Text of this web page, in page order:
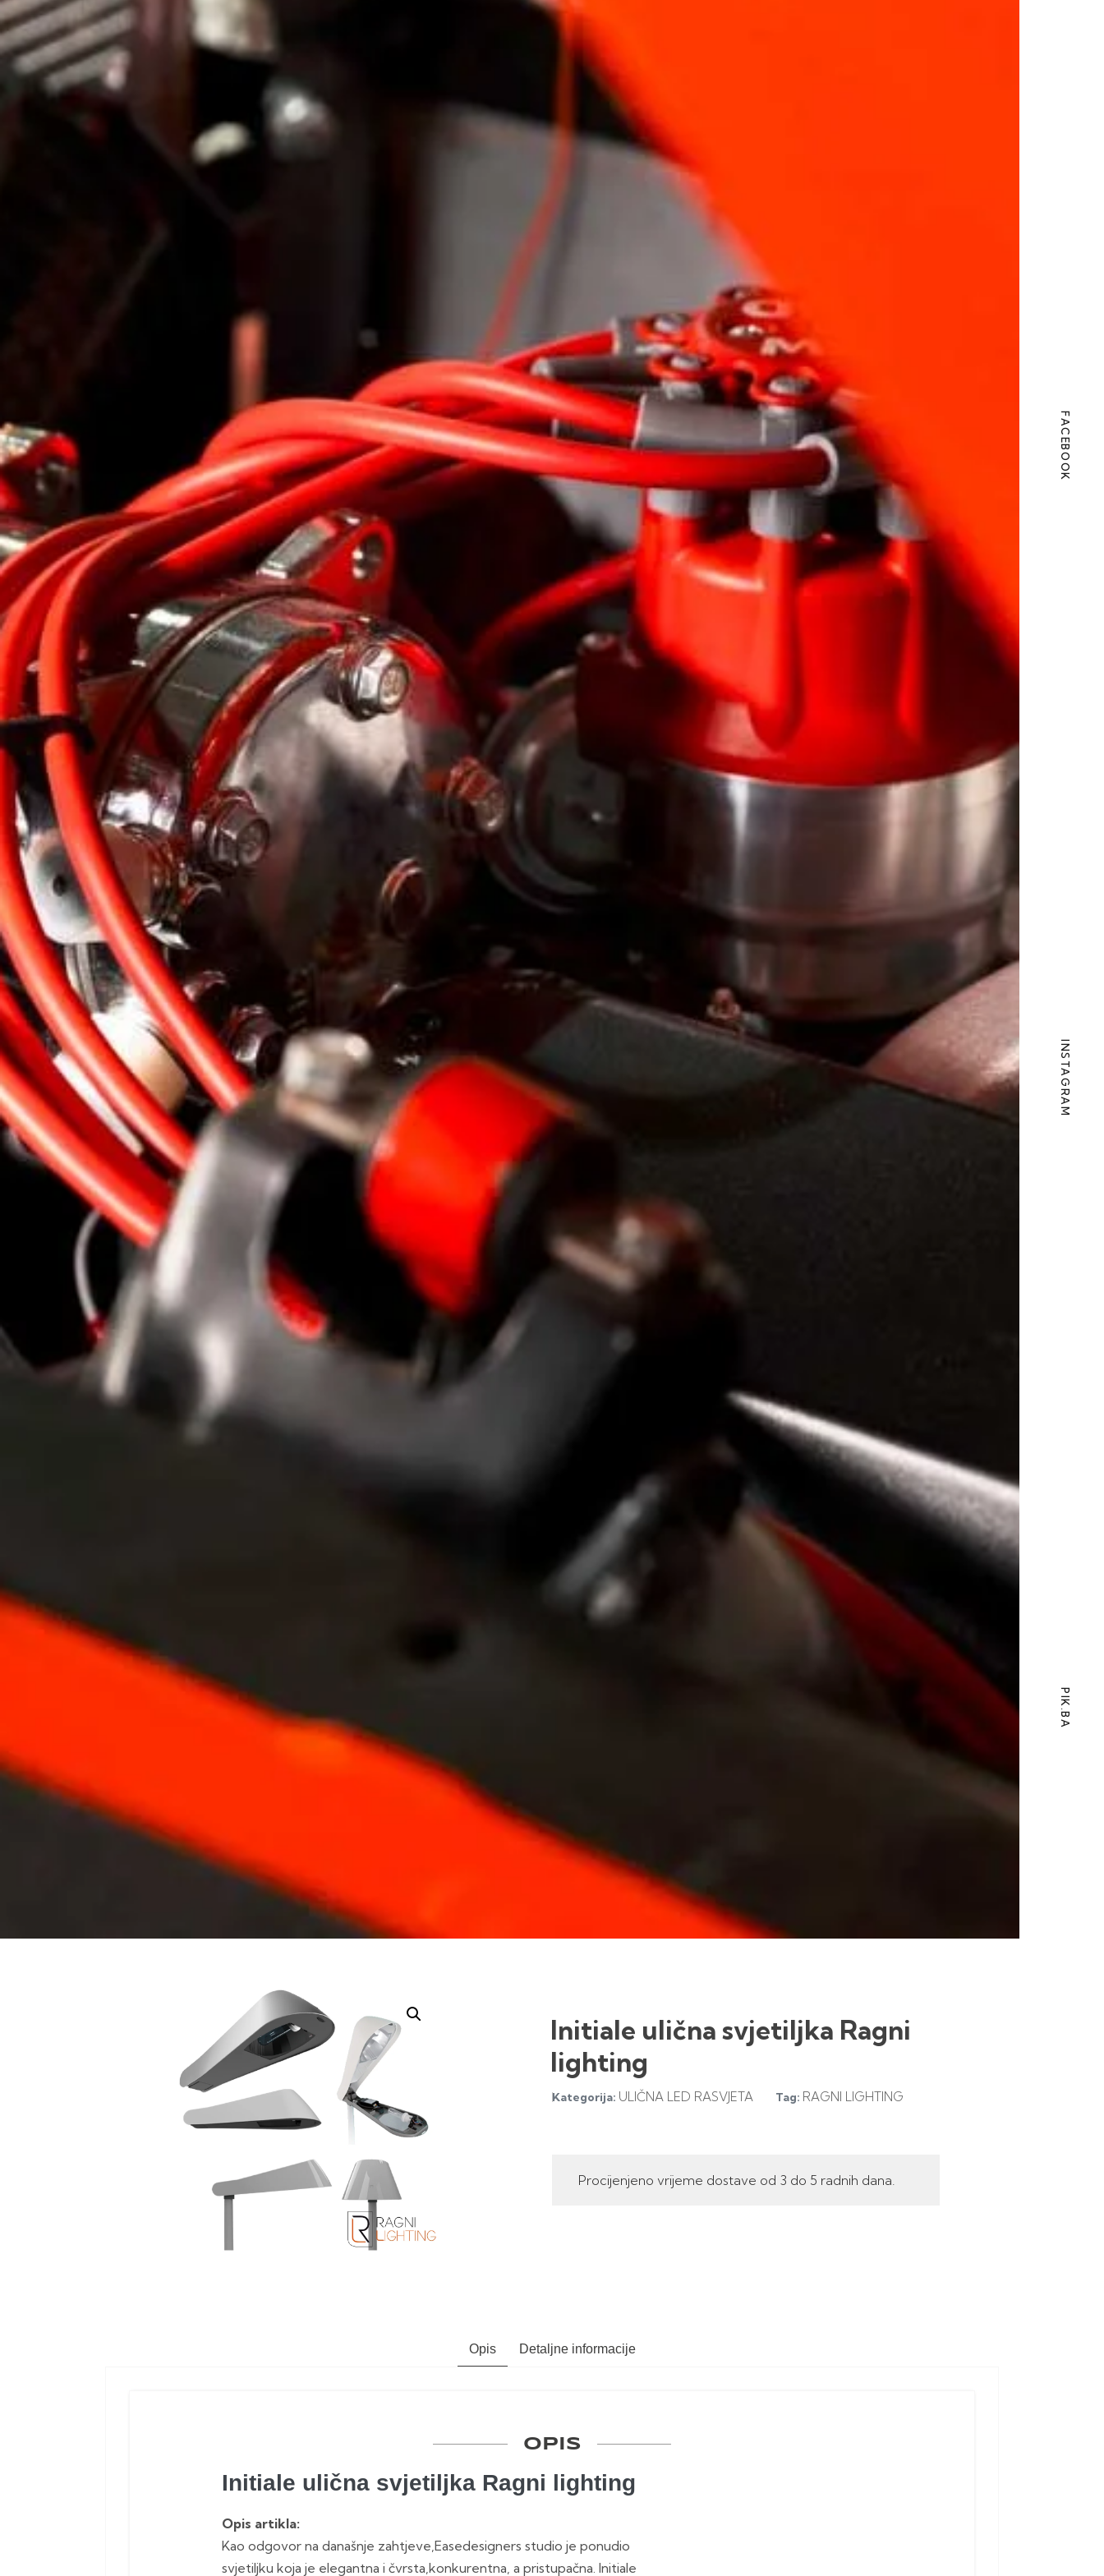
Initiale ulična svjetiljka Ragni
lighting
Kategorija: ULIČNA LED RASVJETA Tag: RAGNI LIGHTING
Procijenjeno vrijeme dostave od 3 do 5 radnih dana.
Opis Detaljne informacije
OPIS
Initiale ulična svjetiljka Ragni lighting
Opis artikla:
Kao odgovor na današnje zahtjeve,Easedesigners studio je ponudio
svjetiljku koja je elegantna i čvrsta,konkurentna, a pristupačna. Initiale
FACEBOOK
INSTAGRAM
PIK.BA